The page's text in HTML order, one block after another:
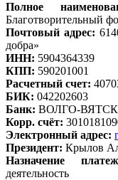
Полное
Благотворительный
Почтовый адрес:
добра»
ИНН: 5904364339
КПП: 590201001
Расчетный счет:
БИК: 042202603
Банк: ВОЛГО-
Корр. счёт:
Электронный адрес:
Президент: Крылов
Назначение
деятельность